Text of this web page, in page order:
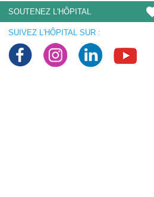
SOUTENEZ L'HÔPITAL
SUIVEZ L'HÔPITAL SUR :